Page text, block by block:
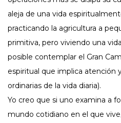
aleja de una vida
practicando la agricultura a
primitiva, pero viviendo una
posible contemplar el Gran
espiritual que implica atención
ordinarias de la vida diaria).
Yo creo que si uno examina a
mundo cotidiano en el que